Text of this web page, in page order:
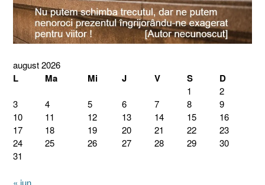
august 2026
L Ma Mi J V S D
1
2
3
4 5 6 7 8
9
10
11 12 13 14 15
16
17
18 19 20 21 22
23
24
25 26 27 28 29
30
31
« iun.